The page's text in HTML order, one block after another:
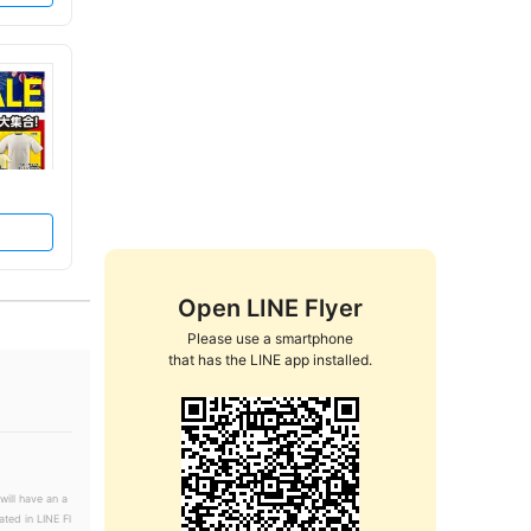
Open LINE Flyer
Please use a smartphone
that has the LINE app installed.
have an a
in LINE Fl